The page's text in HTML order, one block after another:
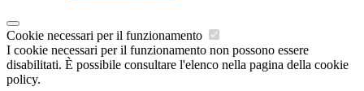
Cookie necessari per il funzionamento
I cookie necessari per il funzionamento non possono essere
disabilitati. È possibile consultare l'elenco nella pagina della cookie
policy.